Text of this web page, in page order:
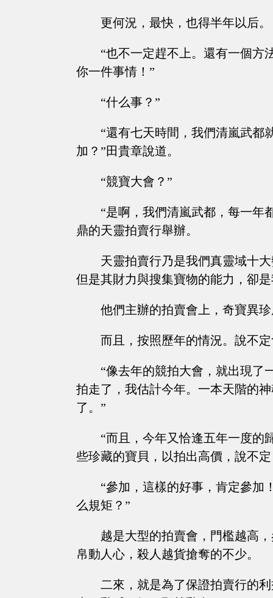
更何況，最快，也得半年以后。
“也不一定趕不上。還有一個方
你一件事情！”
“什么事？”
“還有七天時間，我們清嵐武都
加？”田貴章說道。
“競寶大會？”
“是啊，我們清嵐武都，每一年
鼎的天靈拍賣行舉辦。
天靈拍賣行乃是我們真靈域十
但是其財力與搜集寶物的能力，卻
他們主辦的拍賣會上，奇寶異
而且，按照歷年的情況。說不
“像去年的競拍大會，就出現了
拍走了，我估計今年。一本天階的
了。”
“而且，今年又恰逢五年一度的
些珍藏的寶貝，以拍出高價，說不
“參加，這樣的好事，肯定參加
么規矩？”
越是大型的拍賣會，門檻越高
帛動人心，殺人越貨搶奪的不少。
二來，就是為了保證拍賣行的